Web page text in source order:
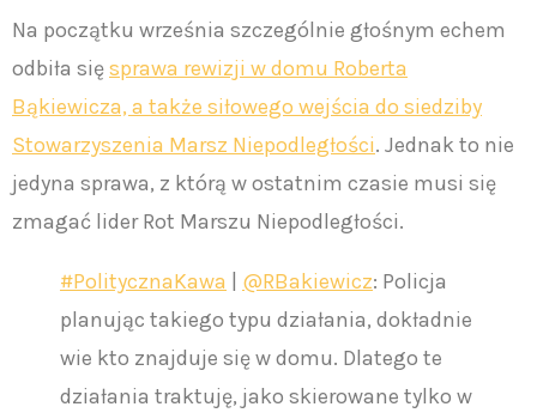
Na początku września szczególnie głośnym echem
odbiła sięsprawa rewizji w domu Roberta
Bąkiewicza, a także siłowego wejścia do siedziby
Stowarzyszenia Marsz Niepodległości. Jednak to nie
jedyna sprawa, z którą w ostatnim czasie musi się
zmagać lider Rot Marszu Niepodległości.
#PolitycznaKawa @RBakiewicz: Policja
planując takiego typu działania, dokładnie
wie kto znajduje się w domu. Dlatego te
działania traktuję, jako skierowane tylko w